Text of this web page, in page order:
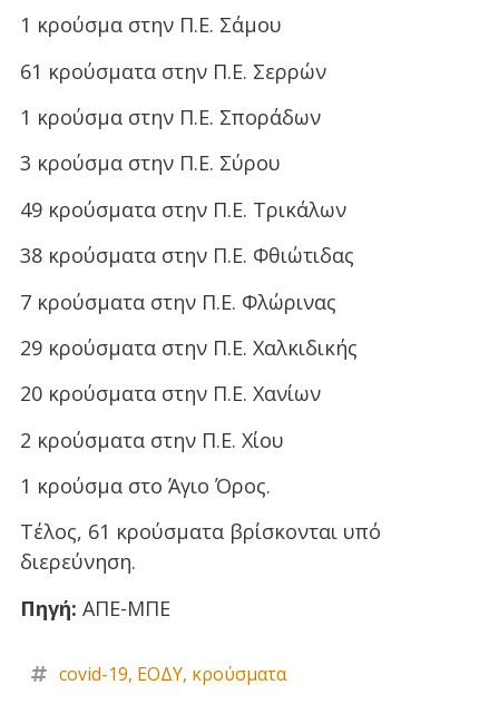
1 κρούσμα στην Π.Ε. Σάμου
61 κρούσματα στην Π.Ε. Σερρών
1 κρούσμα στην Π.Ε. Σποράδων
3 κρούσμα στην Π.Ε. Σύρου
49 κρούσματα στην Π.Ε. Τρικάλων
38 κρούσματα στην Π.Ε. Φθιώτιδας
7 κρούσματα στην Π.Ε. Φλώρινας
29 κρούσματα στην Π.Ε. Χαλκιδικής
20 κρούσματα στην Π.Ε. Χανίων
2 κρούσματα στην Π.Ε. Χίου
1 κρούσμα στο Άγιο Όρος.
Τέλος, 61 κρούσματα βρίσκονται υπό
διερεύνηση.
Πηγή: ΑΠΕ-ΜΠΕ
covid-19, ΕΟΔΥ, κρούσματα